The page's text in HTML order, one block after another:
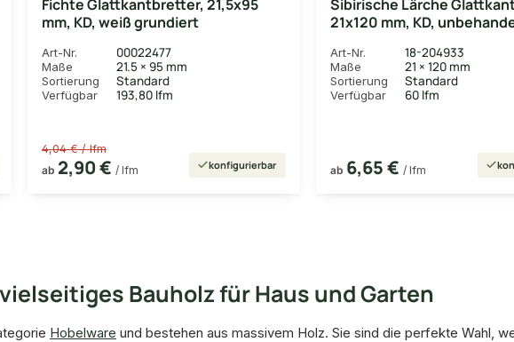
Fichte Glattkantbretter, 21,5x95
mm, KD, weiß grundiert
Art-Nr. 00022477
Maße 21.5 × 95 mm
Sortierung Standard
Verfügbar 193,80 lfm
4,04 € / lfm
ab 2,90 € / lfm konfigurierbar
Sibirische Lärche
21x120 mm, KD,
Art-Nr. 18-204933
Maße 21 × 120 mm
Sortierung Standard
Verfügbar 60 lfm
ab 6,65 € / lfm
Bauholz für Haus und Garten
Hobelware und bestehen aus massivem Holz. Sie sind die perfekte Wahl,